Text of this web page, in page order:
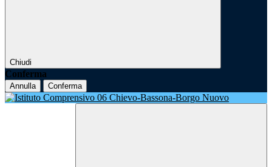
Chiudi
Conferma
Annulla Conferma